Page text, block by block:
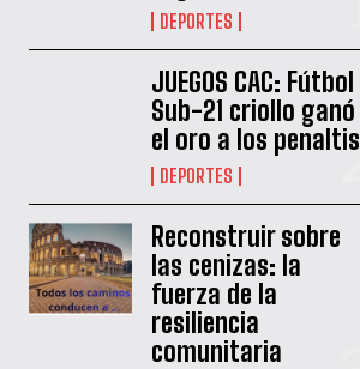
DEPORTES
JUEGOS CAC: Fútbol
Sub-21 criollo ganó
el oro a los penaltis
DEPORTES
Reconstruir sobre
las cenizas: la
fuerza de la
resiliencia
comunitaria